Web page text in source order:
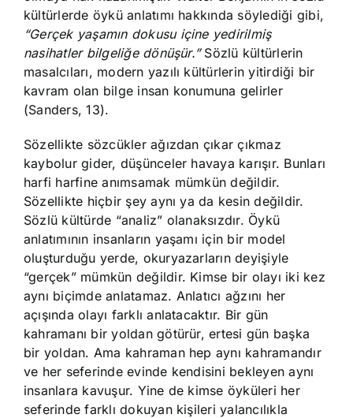
kültürlerde öykü anlatımı hakkında söylediği gibi,
“Gerçek yaşamın dokusu içine yedirilmiş
nasihatler bilgeliğe dönüşür.”Sözlü kültürlerin
masalcıları, modern yazılı kültürlerin yitirdiği bir
kavram olan bilge insan konumuna gelirler
(Sanders, 13).
Sözellikte sözcükler ağızdan çıkar çıkmaz
kaybolur gider, düşünceler havaya karışır. Bunları
harfi harfine anımsamak mümkün değildir.
Sözellikte hiçbir şey aynı ya da kesin değildir.
Sözlü kültürde “analiz” olanaksızdır. Öykü
anlatımının insanların yaşamı için bir model
oluşturduğu yerde, okuryazarların deyişiyle
“gerçek” mümkün değildir. Kimse bir olayı iki kez
aynı biçimde anlatamaz. Anlatıcı ağzını her
açışında olayı farklı anlatacaktır. Bir gün
kahramanı bir yoldan götürür, ertesi gün başka
bir yoldan. Ama kahraman hep aynı kahramandır
ve her seferinde evinde kendisini bekleyen aynı
insanlara kavuşur. Yine de kimse öyküleri her
seferinde farklı dokuyan kişileri yalancılıkla